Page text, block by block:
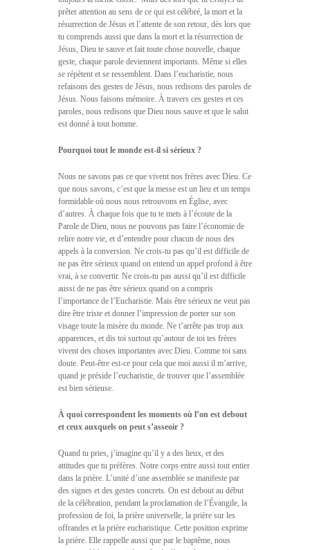
prêter attention au sens de ce qui est célébré, la mort et la
résurrection de Jésus et l’attente de son retour, dès lors que
tu comprends aussi que dans la mort et la résurrection de
Jésus, Dieu te sauve et fait toute chose nouvelle, chaque
geste, chaque parole deviennent importants. Même si elles
se répètent et se ressemblent. Dans l’eucharistie, nous
refaisons des gestes de Jésus, nous redisons des paroles de
Jésus. Nous faisons mémoire. À travers ces gestes et ces
paroles, nous redisons que Dieu nous sauve et que le salut
est donné à tout homme.
Pourquoi tout le monde est-il si sérieux ?
Nous ne savons pas ce que vivent nos frères avec Dieu. Ce
que nous savons, c’est que la messe est un lieu et un temps
formidable où nous nous retrouvons en Église, avec
d’autres. À chaque fois que tu te mets à l’écoute de la
Parole de Dieu, nous ne pouvons pas faire l’économie de
relire notre vie, et d’entendre pour chacun de nous des
appels à la conversion. Ne crois-tu pas qu’il est difficile de
ne pas être sérieux quand on entend un appel profond à être
vrai, à se convertir. Ne crois-tu pas aussi qu’il est difficile
aussi de ne pas être sérieux quand on a compris
l’importance de l’Eucharistie. Mais être sérieux ne veut pas
dire être triste et donner l’impression de porter sur son
visage toute la misère du monde. Ne t’arrête pas trop aux
apparences, et dis toi surtout qu’autour de toi tes frères
vivent des choses importantes avec Dieu. Comme toi sans
doute. Peut-être est-ce pour cela que moi aussi il m’arrive,
quand je préside l’eucharistie, de trouver que l’assemblée
est bien sérieuse.
À quoi correspondent les moments où l’on est debout
et ceux auxquels on peut s’asseoir ?
Quand tu pries, j’imagine qu’il y a des lieux, et des
attitudes que tu préfères. Notre corps entre aussi tout entier
dans la prière. L’unité d’une assemblée se manifeste par
des signes et des gestes concrets. On est debout au début
de la célébration, pendant la proclamation de l’Évangile, la
profession de foi, la prière universelle, la prière sur les
offrandes et la prière eucharistique. Cette position exprime
la prière. Elle rappelle aussi que par le baptême, nous